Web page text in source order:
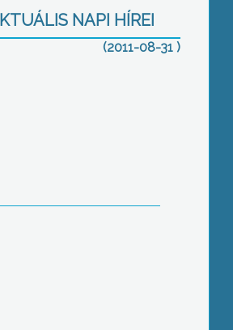
NAPI HÍREI
(2011-08-31 )
feladatul